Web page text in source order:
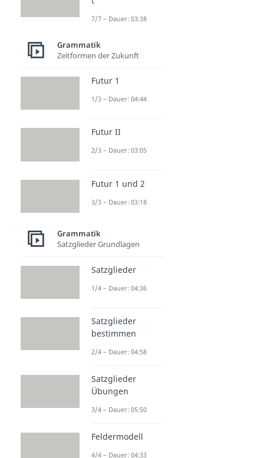
7/7 – Dauer: 03:38
Grammatik
Zeitformen der Zukunft
Futur 1
1/3 – Dauer: 04:44
Futur II
2/3 – Dauer: 03:05
Futur 1 und 2
3/3 – Dauer: 03:18
Grammatik
Satzglieder Grundlagen
Satzglieder
1/4 – Dauer: 04:36
Satzglieder
bestimmen
2/4 – Dauer: 04:58
Satzglieder
Übungen
3/4 – Dauer: 05:50
Feldermodell
4/4 – Dauer: 04:33